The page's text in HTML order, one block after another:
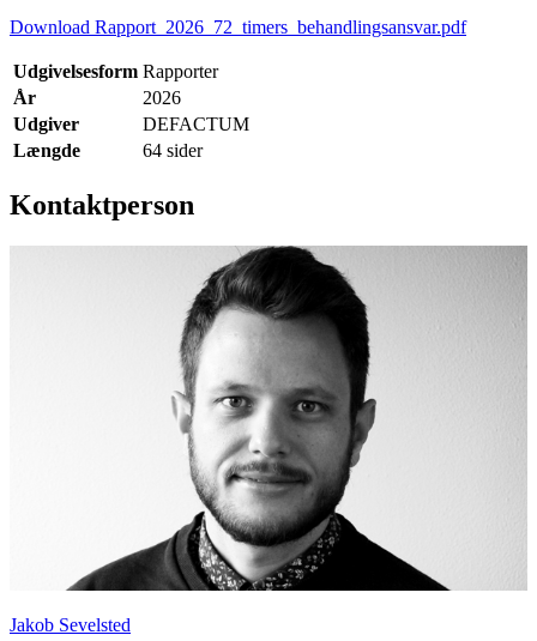
Download Rapport_2026_72_timers_behandlingsansvar.pdf
Udgivelsesform Rapporter
År
2026
Udgiver
DEFACTUM
Længde
64 sider
Kontaktperson
Jakob Sevelsted